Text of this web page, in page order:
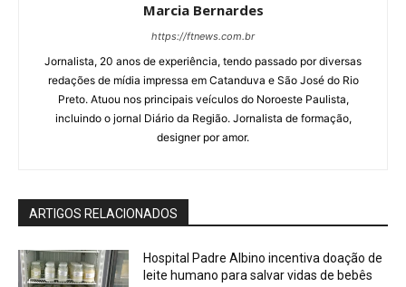
Marcia Bernardes
https://ftnews.com.br
Jornalista, 20 anos de experiência, tendo passado por diversas
redações de mídia impressa em Catanduva e São José do Rio
Preto. Atuou nos principais veículos do Noroeste Paulista,
incluindo o jornal Diário da Região. Jornalista de formação,
designer por amor.
ARTIGOS RELACIONADOS
Hospital Padre Albino incentiva doação de
leite humano para salvar vidas de bebês